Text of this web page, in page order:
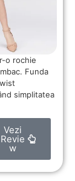
o rochie
Funda
simplitatea
Vezi
Revie
w